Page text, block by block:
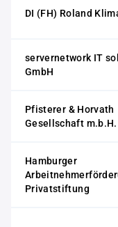
DI (FH) Roland
servernetwork IT
GmbH
Pfisterer & Horvath
Gesellschaft m.b.H.
Hamburger
Privatstiftung